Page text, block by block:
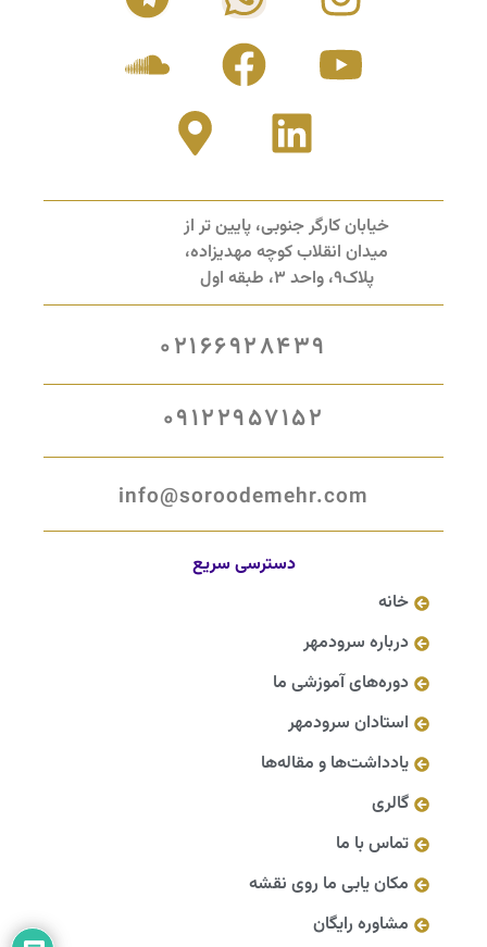
خیابان کارگر جنوبی، پایین تر از
میدان انقلاب کوچه مهدیزاده،
پلاک9، واحد 3، طبقه اول
02166928439
09122957152
info@soroodemehr.com
دسترسی سریع
خانه
درباره سرودمهر
دوره‌های آموزشی ما
استادان سرودمهر
یادداشت‌ها و مقاله‌ها
گالری
تماس با ما
مکان یابی ما روی نقشه
مشاوره رایگان